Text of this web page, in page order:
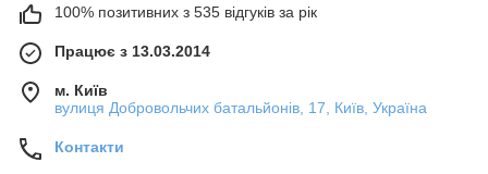
100% позитивних з 535 відгуків за рік
Працює з 13.03.2014
м. Київ
вулиця Добровольчих батальйонів, 17, Київ, Україна
Контакти